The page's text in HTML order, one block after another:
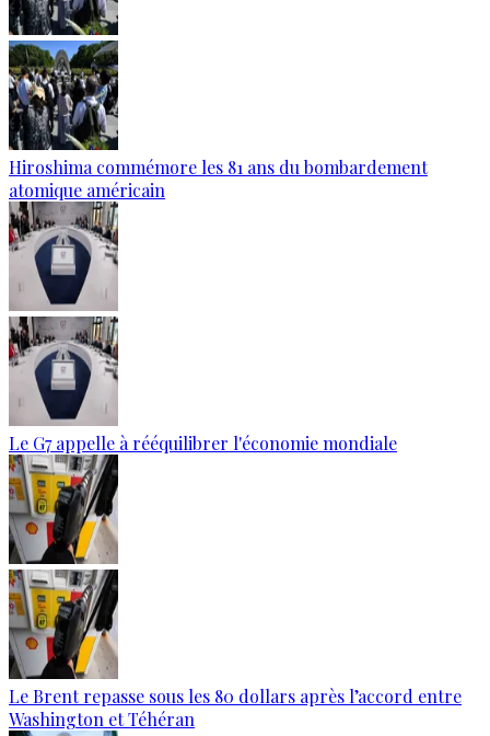
Hiroshima commémore les 81 ans du bombardement
atomique américain
Le G7 appelle à rééquilibrer l'économie mondiale
Le Brent repasse sous les 80 dollars après l’accord entre
Washington et Téhéran